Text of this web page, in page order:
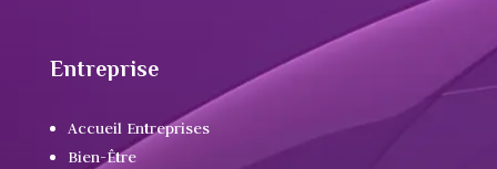
Entreprise
Accueil Entreprises
Bien-Être